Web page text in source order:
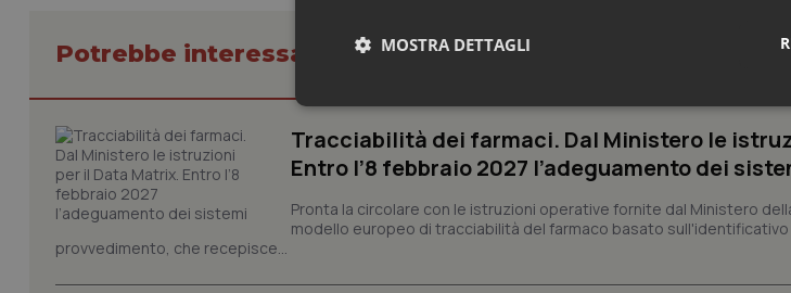
Potrebbe interessarti in Lavoro e Professioni
Tracciabilità dei farmaci. Dal Ministero le
Entro l’8 febbraio 2027 l’adeguamento dei
Pronta la circolare con le istruzioni operative fornite dal Ministero
modello europeo di tracciabilità del farmaco basato sull'identificativo
provvedimento, che recepisce...
MOSTRA DETTAGLI
Necessari Statistici